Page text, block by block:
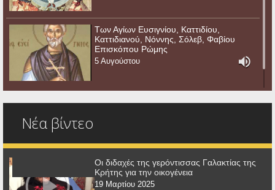
Των Αγίων Ευσιγνίου, Καττιδίου,
Καττιδιανού, Νόννης, Σόλεβ, Φαβίου
Επισκόπου Ρώμης
5 Αυγούστου
Νέα βίντεο
Οι διδαχές της γερόντισσας Γαλακτίας της
Κρήτης για την οικογένεια
19 Μαρτίου 2025